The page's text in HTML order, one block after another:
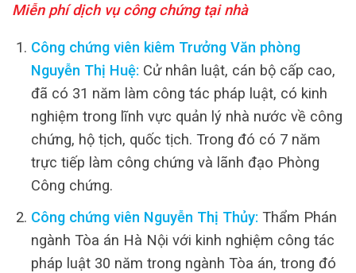
Miễn phí dịch vụ công chứng tại nhà
Công chứng viên kiêm Trưởng Văn phòng
Nguyễn Thị Huệ: Cử nhân luật, cán bộ cấp cao,
đã có 31 năm làm công tác pháp luật, có kinh
nghiệm trong lĩnh vực quản lý nhà nước về công
chứng, hộ tịch, quốc tịch. Trong đó có 7 năm
trực tiếp làm công chứng và lãnh đạo Phòng
Công chứng.
Công chứng viên Nguyễn Thị Thủy: Thẩm Phán
ngành Tòa án Hà Nội với kinh nghiệm công tác
pháp luật 30 năm trong ngành Tòa án, trong đó